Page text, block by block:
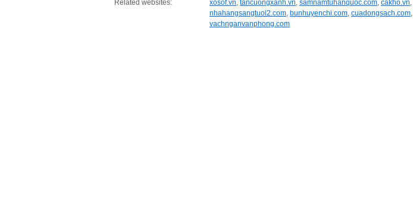
Related websites: xosof.vn, tancuongxanh.vn, samnamtuhanquoc.com, cakho.vn,
nhahangsangtuoi2.com, bunhuyenchi.com, cuadongsach.com,
vachnganvanphong.com